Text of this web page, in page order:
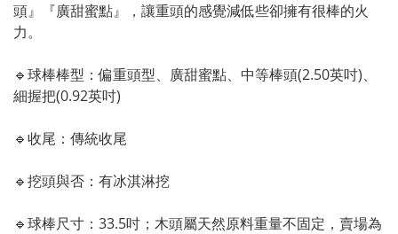
頭』『廣甜蜜點』，讓重頭的感覺減低些卻擁有很棒的火
力。
🔹球棒棒型：偏重頭型、廣甜蜜點、中等棒頭(2.50英吋)、
細握把(0.92英吋)
🔹收尾：傳統收尾
🔹挖頭與否：有冰淇淋挖
🔹球棒尺寸：33.5吋 ；木頭屬天然原料重量不固定，賣場為